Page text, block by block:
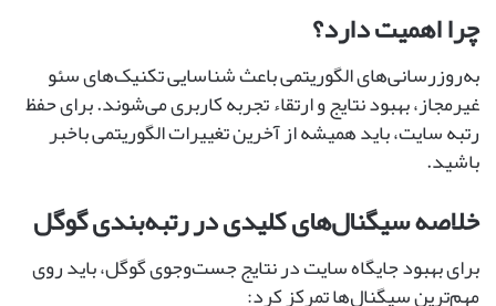
چرا اهمیت دارد؟
به‌روزرسانی‌های الگوریتمی باعث شناسایی تکنیک‌های سئو
غیرمجاز، بهبود نتایج و ارتقاء تجربه کاربری می‌شوند. برای حفظ
رتبه سایت، باید همیشه از آخرین تغییرات الگوریتمی باخبر
باشید.
خلاصه سیگنال‌های کلیدی در رتبه‌بندی گوگل
برای بهبود جایگاه سایت در نتایج جست‌وجوی گوگل، باید روی
مهم‌ترین سیگنال‌ها تمرکز کرد: